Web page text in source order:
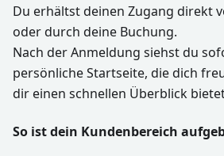
Du erhältst deinen Zugang direkt
oder durch deine Buchung.
Nach der Anmeldung siehst du
persönliche Startseite, die dich
dir einen schnellen Überblick
So ist dein Kundenbereich